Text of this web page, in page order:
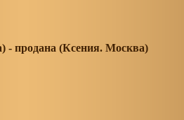
- продана (Ксения. Москва)